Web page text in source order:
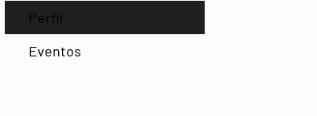
Perfil
Eventos